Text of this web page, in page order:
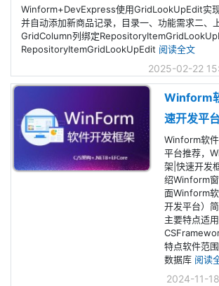
Winform+DevExpress使用GridLookUpEdit实现
并自动添加新商品记录，目录一、功能需求二、
GridColumn列绑定
RepositoryItemGridLookUpEdit 阅读全文
2025-02-22
Winform
速开发平
Winform软
平台推荐，
架|快速开发
绍Winform
面Winform
开发平台）
主要特点适
特点软件范
数据库 阅读
2024-11-